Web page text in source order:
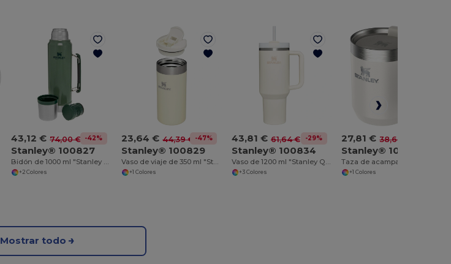
43,12 € 74,00 € -42%
Stanley® 100827
+2 Colores
23,64 € 44,39 € -47%
Stanley® 100829
+1 Colores
43,81 € 61,64 € -29%
Stanley® 100834
+3 Colores
27,81 € 38,69 €
Stanley® 100831
+1 Colores
Mostrar todo